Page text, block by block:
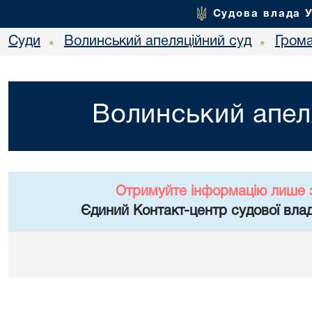
Судова влада
Суди • Волинський апеляційний суд •
Волинський
Отримуйте інформацію лише
Єдиний Контакт-центр судової